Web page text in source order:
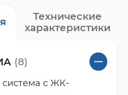
Технические
характеристики
(8)
система с ЖК-